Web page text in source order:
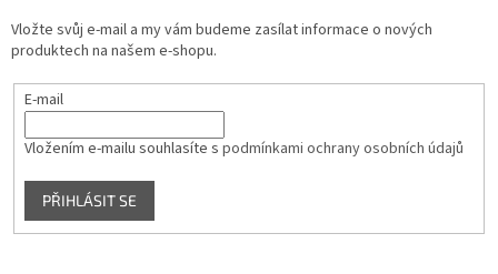
Vložte svůj e-mail a my vám budeme zasílat informace o nových
produktech na našem e-shopu.
E-mail
Vložením e-mailu souhlasíte s podmínkami ochrany osobních údajů
PŘIHLÁSIT SE